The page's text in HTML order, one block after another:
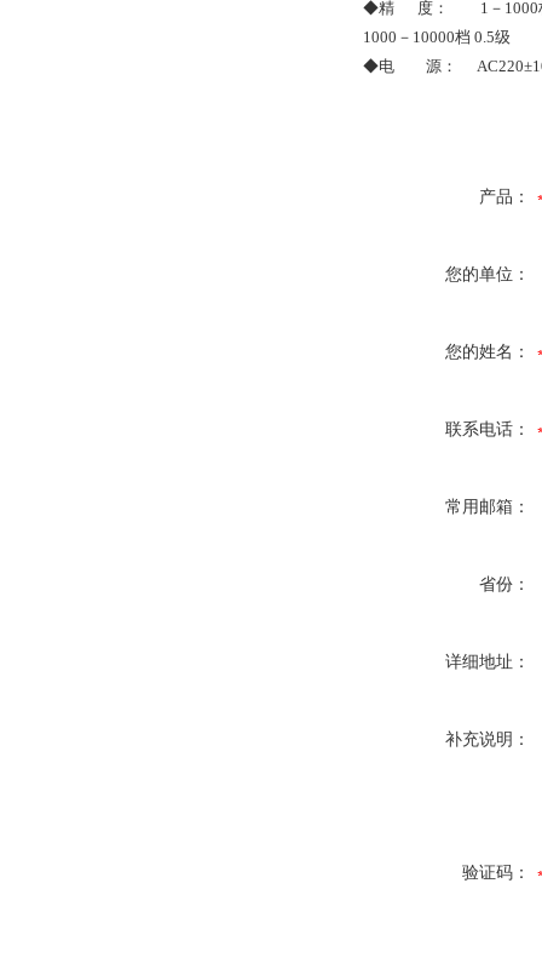
◆精 度： 1－1000
1000－10000档 0.5级
◆电 源： AC220±10
产品：
您的单位：
您的姓名：
联系电话：
常用邮箱：
省份：
详细地址：
补充说明：
验证码：